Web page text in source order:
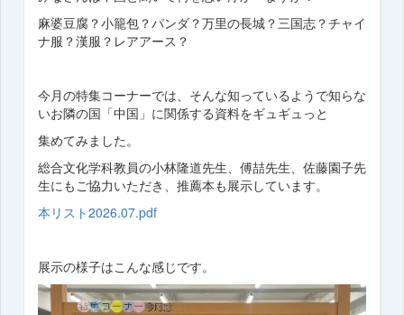
麻婆豆腐？小籠包？パンダ？万里の長城？三国志？チャイ
ナ服？漢服？レアアース？
今月の特集コーナーでは、そんな知っているようで知らな
いお隣の国「中国」に関係する資料をギュギュっと
集めてみました。
総合文化学科教員の小林隆道先生、傅喆先生、佐藤園子先
生にもご協力いただき、推薦本も展示しています。
本リスト2026.07.pdf
展示の様子はこんな感じです。